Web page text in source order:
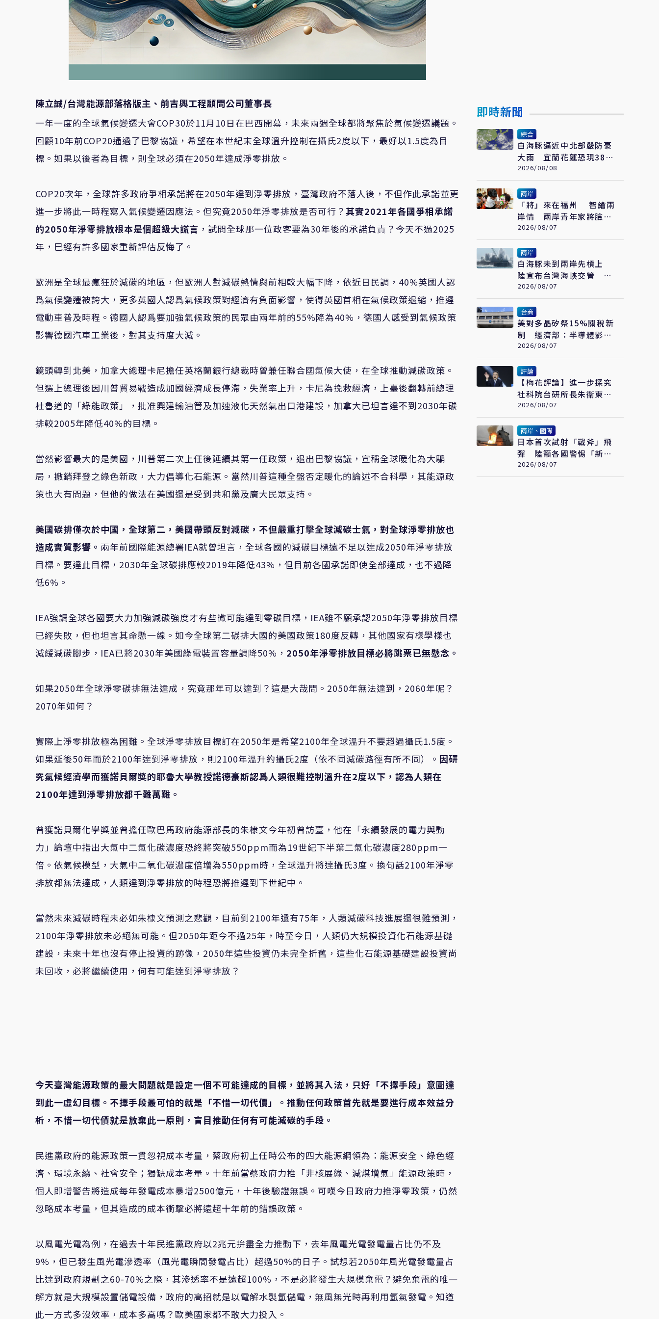
陳立誠/台灣能源部落格版主、前吉興工程顧問公司董事長
一年一度的全球氣候變遷大會COP30於11月10日在巴西開幕，未來兩週全球都將聚焦於氣候變遷議題。
回顧10年前COP20通過了巴黎協議，希望在本世紀末全球溫升控制在攝氏2度以下，最好以1.5度為目
標。如果以後者為目標，則全球必須在2050年達成淨零排放。
COP20次年，全球許多政府爭相承諾將在2050年達到淨零排放，臺灣政府不落人後，不但作此承諾並更
進一步將此一時程寫入氣候變遷因應法。但究竟2050年淨零排放是否可行？其實2021年各國爭相承諾
的2050年淨零排放根本是個超級大謊言 ，試問全球那一位政客要為30年後的承諾負責？今天不過2025
年，巳經有許多國家重新評估反悔了。
歐洲是全球最瘋狂於減碳的地區，但歐洲人對減碳熱情與前相較大幅下降，依近日民調，40%英國人認
爲氣候變遷被誇大，更多英國人認爲氣候政策對經濟有負面影響，使得英國首相在氣候政策退縮，推遲
電動車普及時程。德國人認爲要加強氣候政策的民眾由兩年前的55%降為40%，德國人感受到氣候政策
影響德國汽車工業後，對其支持度大減。
鏡頭轉到北美，加拿大總理卡尼擔任英格蘭銀行總裁時曾兼任聯合國氣候大使，在全球推動減碳政策。
但選上總理後因川普貿易戰造成加國經濟成長停滯，失業率上升，卡尼為挽救經濟，上臺後翻轉前總理
杜魯道的「綠能政策」，批准興建輸油管及加速液化天然氣出口港建設，加拿大已坦言達不到2030年碳
排較2005年降低40%的目標。
當然影響最大的是美國，川普第二次上任後延續其第一任政策，退出巴黎協議，宣稱全球暖化為大騙
局，撤銷拜登之綠色新政，大力倡導化石能源。當然川普這種全盤否定暖化的論述不合科學，其能源政
策也大有問題，但他的做法在美國還是受到共和黨及廣大民眾支持。
美國碳排僅次於中國，全球第二，美國帶頭反對減碳，不但嚴重打擊全球減碳士氣，對全球淨零排放也
造成實質影響。 兩年前國際能源總署IEA就曾坦言，全球各國的減碳目標遠不足以達成2050年淨零排放
目標。要達此目標，2030年全球碳排應較2019年降低43%，但目前各國承諾即使全部達成，也不過降
低6%。
IEA強調全球各國要大力加強減碳強度才有些微可能達到零碳目標，IEA雖不願承認2050年淨零排放目標
已經失敗，但也坦言其命懸一線。如今全球第二碳排大國的美國政策180度反轉，其他國家有樣學樣也
減緩減碳腳步，IEA已將2030年美國綠電裝置容量調降50%， 2050年淨零排放目標必將跳票已無懸念。
如果2050年全球淨零碳排無法達成，究竟那年可以達到？這是大哉問。2050年無法達到，2060年呢？
2070年如何？
實際上淨零排放極為困難。全球淨零排放目標訂在2050年是希望2100年全球溫升不要超過攝氏1.5度。
如果延後50年而於2100年達到淨零排放，則2100年溫升約攝氏2度（依不同減碳路徑有所不同）。 因研
究氣候經濟學而獲諾貝爾獎的耶魯大學教授諾德豪斯認爲人類很難控制溫升在2度以下，認為人類在
2100年達到淨零排放都千難萬難。
曾獲諾貝爾化學獎並曾擔任歐巴馬政府能源部長的朱棣文今年初曾訪臺，他在「永續發展的電力與動
力」論壇中指出大氣中二氣化碳濃度恐終將突破550ppm而為19世紀下半葉二氣化碳濃度280ppm一
倍。依氣候模型，大氣中二氧化碳濃度倍增為550ppm時，全球溫升將達攝氏3度。換句話2100年淨零
排放都無法達成，人類達到淨零排放的時程恐將推遲到下世紀中。
當然未來減碳時程未必如朱棣文預測之悲觀，目前到2100年還有75年，人類減碳科技進展還很難預測，
2100年淨零排放未必絕無可能。但2050年距今不過25年，時至今日，人類仍大規模投資化石能源基礎
建設，未來十年也沒有停止投資的跡像，2050年這些投資仍未完全折舊，這些化石能源基礎建設投資尚
未回收，必將繼續使用，何有可能達到淨零排放？
今天臺灣能源政策的最大問題就是設定一個不可能達成的目標，並將其入法，只好「不擇手段」意圖達
到此一虛幻目標。不擇手段最可怕的就是「不惜一切代價」。推動任何政策首先就是要進行成本效益分
析，不惜一切代價就是放棄此一原則，盲目推動任何有可能減碳的手段。
民進黨政府的能源政策一貫忽視成本考量，蔡政府初上任時公布的四大能源綱領為：能源安全、綠色經
濟、環境永續、社會安全；獨缺成本考量。十年前當蔡政府力推「非核展綠、減煤增氣」能源政策時，
個人即增警告將造成每年發電成本暴增2500億元，十年後驗證無誤。可嘆今日政府力推淨零政策，仍然
忽略成本考量，但其造成的成本衝擊必將遠超十年前的錯誤政策。
以風電光電為例，在過去十年民進黨政府以2兆元拚盡全力推動下，去年風電光電發電量占比仍不及
9%，但已發生風光電滲透率（風光電瞬間發電占比）超過50%的日子。試想若2050年風光電發電量占
比達到政府規劃之60-70%之際，其滲透率不是遠超100%，不是必將發生大規模棄電？避免棄電的唯一
解方就是大規模設置儲電設備，政府的高招就是以電解水製氫儲電，無風無光時再利用氫氣發電。知道
此一方式多沒效率，成本多高嗎？歐美國家都不敢大力投入。
即時新聞
綜合
白海豚逼近中北部嚴防豪
大雨 宜蘭花蓮恐現38度
極端高溫
2026/08/08
兩岸
「將」來在福州 智繪兩
岸情 兩岸青年家將臉譜
繪畫大賽在福州開幕
2026/08/07
兩岸
白海豚未到兩岸先槓上
陸宣布台灣海峽交管 陸
委會：不勞費心
2026/08/07
台商
美對多晶矽祭15%關稅新
制 經濟部：半導體影響
可控、太陽能產業衝擊有
限
2026/08/07
評論
【梅花評論】進一步探究
社科院台研所長朱衛東的
「不統而統」
2026/08/07
兩岸、國際
日本首次試射「戰斧」飛
彈 陸籲各國警惕「新型
軍國主義」發展
2026/08/07